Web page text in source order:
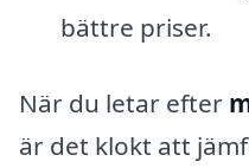
bättre priser.
När du letar efter
är det klokt att